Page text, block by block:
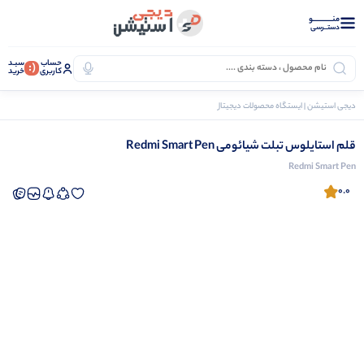
منــــــــــــو
دستــرسی
حساب
کاربری (: سبـد
خرید
دیجی استیشن | ایستگاه محصولات دیجیتال
قلم استایلوس تبلت شیائومی Redmi Smart Pen
Redmi Smart Pen
0.0